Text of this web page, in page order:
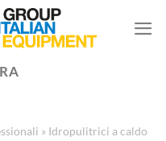
» Idropulitrici a caldo